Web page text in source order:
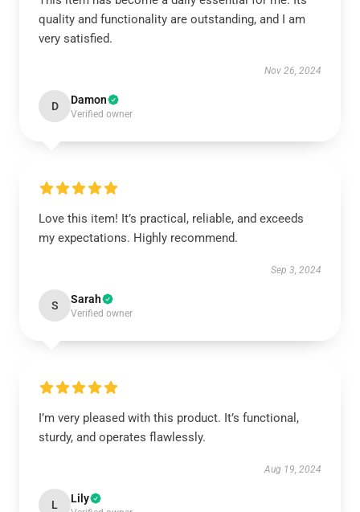
quality and functionality are outstanding, and I am
very satisfied.
Nov 26, 2024
D Damon
Verified owner
Love this item! It’s practical, reliable, and exceeds
my expectations. Highly recommend.
Sep 3, 2024
S Sarah
Verified owner
I’m very pleased with this product. It’s functional,
sturdy, and operates flawlessly.
Aug 19, 2024
L Lily